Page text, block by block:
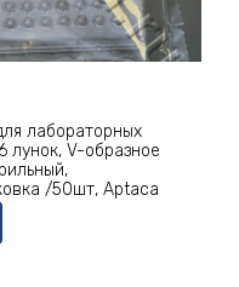
лабораторных
лунок, V-образное
/50шт, Aptaca